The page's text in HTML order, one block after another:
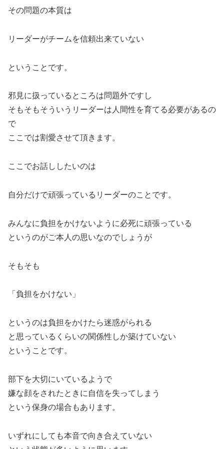
その問題の本質は
リーダーがチームを信頼出来ていない
ということです。
邪見に扱っているところは問題外ですし
そもそもそういうリーダーは人間性を育てる必要があるの
で
ここでは割愛させて頂きます。
ここでお話ししたいのは
自分だけで頑張っているリーダーのことです。
みんなに負担をかけないように必死に頑張っている
というのがご本人の思いなのでしょうが
そもそも
「負担をかけない」
というのは負担をかけたら迷惑がられる
と思っているくらいの関係性しか築けていない
ということです。
部下を大切にいているようで
嫌な顔をされたときに自信を失ってしまう
という保身の場合もあります。
いずれにしても本音で向き合えていない